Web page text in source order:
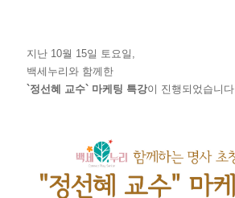
지난 10월 15일 토요일,
백세누리와 함께한
`정선혜 교수` 마케팅 특강이 진행되었습니다